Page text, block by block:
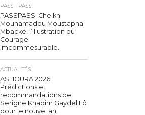
PASS - PASS
PASSPASS: Cheikh
Mouhamadou Moustapha
Mbacké, l’illustration du
Courage
Imcommesurable.
ACTUALITÉS
ASHOURA 2026 :
Prédictions et
recommandations de
Serigne Khadim Gaydel Lô
pour le nouvel an!